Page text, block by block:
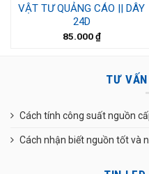
VẬT TƯ QUẢNG CÁO || DÂY
24D
85.000₫
TƯ
Cách tính công suất nguồn
Cách nhận biết nguồn tốt và